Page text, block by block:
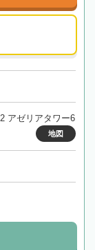
アゼリアタワー6
地図